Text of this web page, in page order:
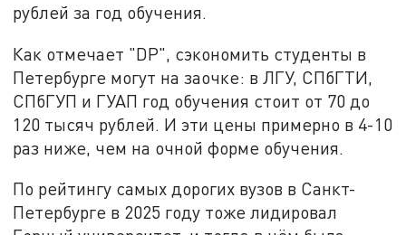
рублей за год обучения.
Как отмечает "DP", сэкономить студенты в
Петербурге могут на заочке: в ЛГУ, СПбГТИ,
СПбГУП и ГУАП год обучения стоит от 70 до
120 тысяч рублей. И эти цены примерно в 4-10
раз ниже, чем на очной форме обучения.
По рейтингу самых дорогих вузов в Санкт-
Петербурге в 2025 году тоже лидировал